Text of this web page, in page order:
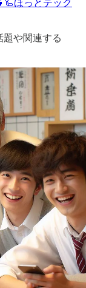
ほっとテック
題や関連する